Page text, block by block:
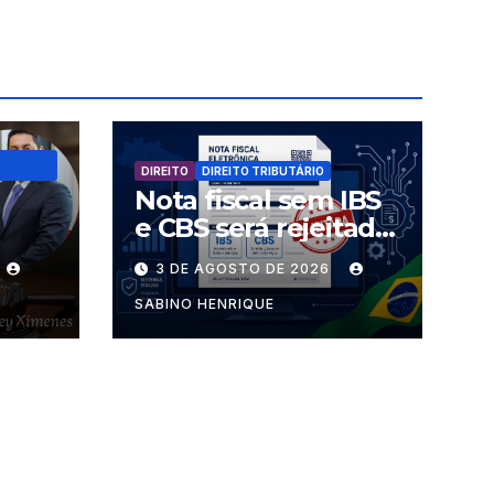
DIREITO DIREITO TRIBUTÁRIO
Nota fiscal sem IBS
e CBS será rejeitada
a partir desta
segunda-feira
3 DE AGOSTO DE 2026
SABINO HENRIQUE